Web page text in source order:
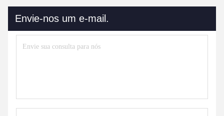
Envie-nos um e-mail.